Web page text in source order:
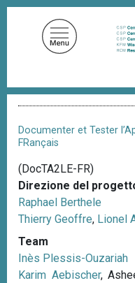
i
c
l
e
d
p
a
e
Documenter et Tester
FRançais
(DocTA2LE-FR)
Direzione del
Raphael Berthele
Thierry Geoffre, Lionel
Team
Inès Plessis-Ouzariah
Karim Aebischer,